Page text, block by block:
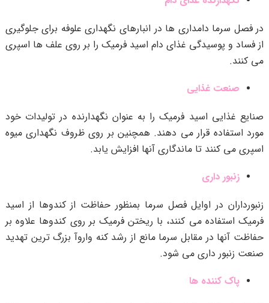
در فصل سرما دامداری ها در انبارهای نگهداری علوفه برای جلوگیری
از فساد و پوسیدگی غذای دام اسید فرمیک را بر روی علف ها اسپری
می کنند.
صنعت غذایی
صنایع غذایی اسید فرمیک را به عنوان نگهدارنده در تولیدات خود
مورد استفاده قرار می دهند. همچنین بر روی ظروف نگهداری میوه
اسپری می کنند تا ماندگاری آنها افزایش یابد.
زنبور داری
زنبورداران در اوایل فصل سرما بمنظور حفاظت از کندوها از اسید
فرمیک استفاده می کنند، با ریختن فرمیک بر روی کندوها علاوه بر
حفاظت آنها در مقابل سرما مانع از رشد کنه واروآ بزرگ ترین تهدید
صنعت زنبور داری می شود.
پاک کننده ها